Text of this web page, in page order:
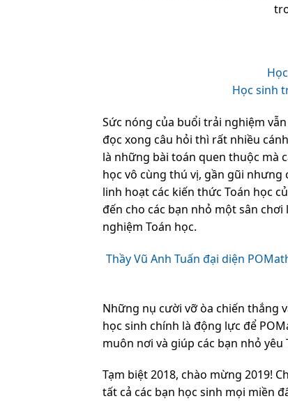
Học sinh
Sức nóng của buổi trải nghiệm
đọc xong câu hỏi thì rất nhiều
là những bài toán quen thuộc mà
học vô cùng thú vị, gần gũi nhưng
linh hoạt các kiến thức Toán học
đến cho các bạn nhỏ một sân
nghiệm Toán học.
Thầy Vũ Anh Tuấn đại diện
Những nụ cười vỡ òa chiến thắng
học sinh chính là động lực để
muôn nơi và giúp các bạn nhỏ yêu
Tạm biệt 2018, chào mừng 2019!
tất cả các bạn học sinh mọi miền